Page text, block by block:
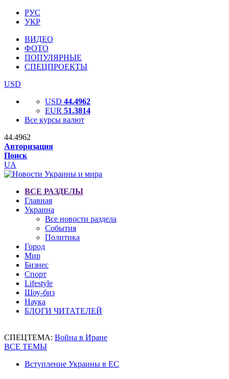
РУС
УКР
ВИДЕО
ФОТО
ПОПУЛЯРНЫЕ
СПЕЦПРОЕКТЫ
USD
USD 44.4962
EUR 51.3814
Все курсы валют
44.4962
Авторизация
Поиск
UA
ВСЕ РАЗДЕЛЫ
Главная
Украина
Все новости раздела
События
Политика
Город
Мир
Бизнес
Спорт
Lifestyle
Шоу-биз
Наука
БЛОГИ ЧИТАТЕЛЕЙ
СПЕЦТЕМА: Война в Иране
ВСЕ ТЕМЫ
Вступление Украины в ЕС